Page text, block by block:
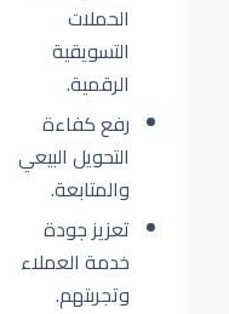
الحملات
التسويقية
الرقمية.
رفع كفاءة
التحويل البيعي
والمتابعة.
تعزيز جودة
خدمة العملاء
وتجربتهم.